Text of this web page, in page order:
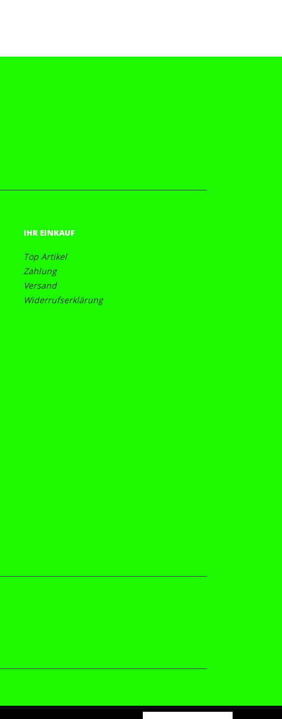
IHR EINKAUF
Top Artikel
Zahlung
Versand
Widerrufserklärung